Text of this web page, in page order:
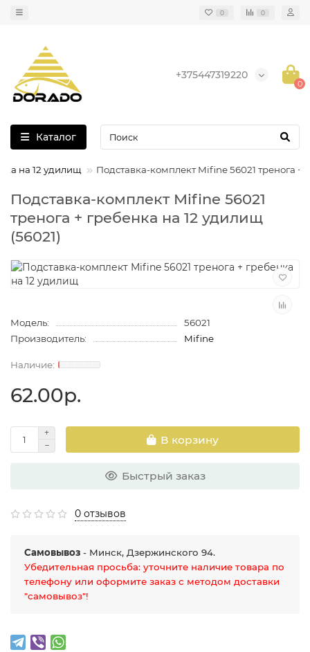
0 0
+375447319220
0
Каталог
на 12 удилищ Подставка-комплект Mifine 56021 тренога +
Подставка-комплект Mifine 56021
тренога + гребенка на 12 удилищ
(56021)
Модель:
56021
Производитель:
Mifine
62.00р.
В корзину
Быстрый заказ
0 отзывов
Самовывоз - Минск, Дзержинского 94.
Убедительная просьба: уточните наличие товара по
телефону или оформите заказ с методом доставки
"самовывоз"!